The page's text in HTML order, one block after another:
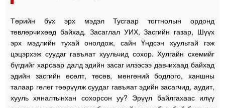
Төрийн бүх эрх мэдэл Тусгаар тогтнолын ордонд
төвлөрчихөөд байхад. Засаглал УИХ, Засгийн газар, Шүүх
эрх мэдлийн тухай онолдож, сайн Үндсэн хуультай гэж
цэцэрхэж суудаг гавъяат хуульчид сохор. Хулгайн схемийг
бүгдийг харсаар далд эдийн засаг илээсээ давчихаад байхад
эдийн засгийн өсөлт, төсөв, мөнгөний бодлого, ханшны
талаар гөлөг төөрүүлж суудаг гавъяат эдийн засагчид, аудит,
хууль хяналтынхан сохорсон уу? Эрүүл байлгахаас илүү